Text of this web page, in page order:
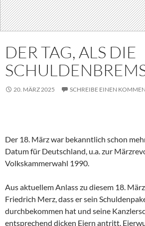
DER TAG, ALS DIE
20. MÄRZ 2025 SCHREIBE EINEN
Der 18. März war bekanntlich schon
Datum für Deutschland, u.a. zur
Volkskammerwahl 1990.
Aus aktuellem Anlass zu diesem 18.
Friedrich Merz, dass er sein
durchbekommen hat und seine
entsprechend dicken Eiern antritt.